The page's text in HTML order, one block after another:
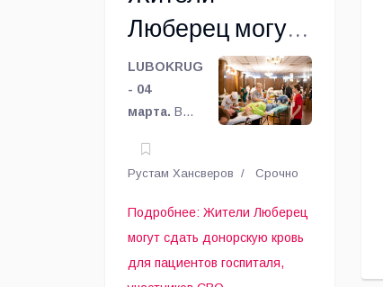
Люберец могут
сдать
донорскую
кровь для
пациентов
госпиталя,
участников СВО
LUBOKRUG
- 04
марта. В
округе
Люберцы 12
сотрудники
госпиталя
имени А.А.
Рустам Хансверов Срочно
Подробнее: Жители Люберец
могут сдать донорскую кровь
для пациентов госпиталя,